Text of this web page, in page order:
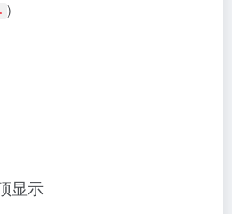
. )
显示